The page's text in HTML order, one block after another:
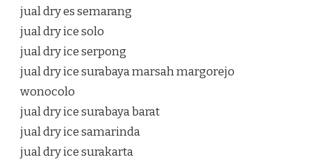
jual dry es semarang
jual dry ice solo
jual dry ice serpong
jual dry ice surabaya marsah margorejo
wonocolo
jual dry ice surabaya barat
jual dry ice samarinda
jual dry ice surakarta